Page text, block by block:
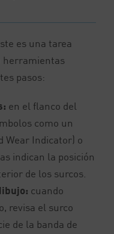
es una tarea
herramientas
pasos:
en el flanco del
como un
Wear Indicator) o
indican la posición
de los surcos.
cuando
revisa el surco
de la banda de